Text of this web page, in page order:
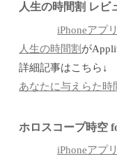
人生の時間割 レビ
iPhoneアプ
人生の時間割 が
詳細記事はこちら↓
あなたに与えらた時
ホロスコープ時空
iPhoneアプ